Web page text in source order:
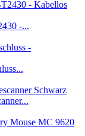
-...
Mouse MC 9620